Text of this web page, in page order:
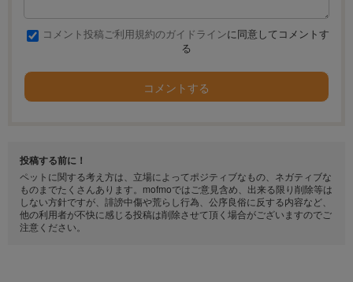
コメント投稿ご利用規約のガイドラインに同意してコメントす
る
コメントする
投稿する前に！
ペットに関する考え方は、立場によってポジティブなもの、ネガティブな
ものまでたくさんあります。mofmoではご意見含め、出来る限り削除等は
しない方針ですが、誹謗中傷や荒らし行為、公序良俗に反する内容など、
他の利用者が不快に感じる投稿は削除させて頂く場合がございますのでご
注意ください。